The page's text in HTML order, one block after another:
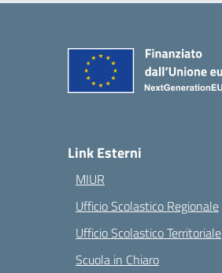
Link Esterni
MIUR
Ufficio Scolastico Regionale
Ufficio Scolastico Territoriale
Scuola in Chiaro